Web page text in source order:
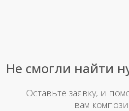
Не смогли найти
Оставьте заявку, и
вам